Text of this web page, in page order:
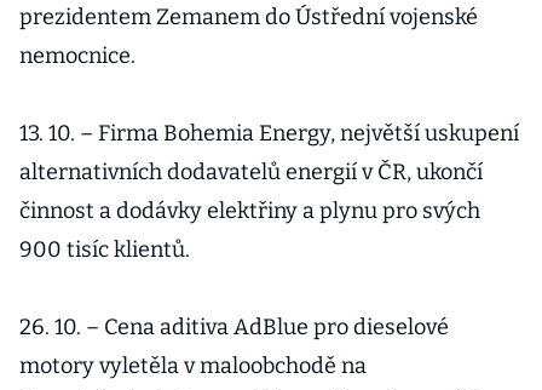
prezidentem Zemanem do Ústřední vojenské
nemocnice.
13. 10. – Firma Bohemia Energy, největší uskupení
alternativních dodavatelů energií v ČR, ukončí
činnost a dodávky elektřiny a plynu pro svých
900 tisíc klientů.
26. 10. – Cena aditiva AdBlue pro dieselové
motory vyletěla v maloobchodě na